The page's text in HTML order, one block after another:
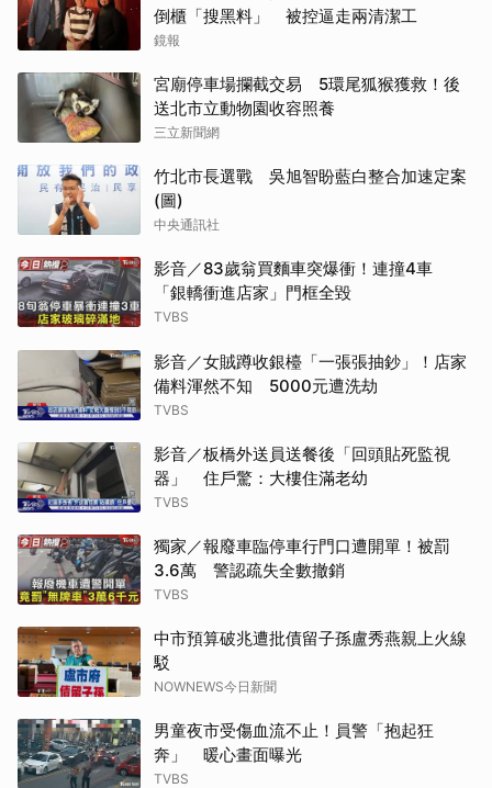
倒櫃「搜黑料」 被控逼走兩清潔工
鏡報
宮廟停車場攔截交易 5環尾狐猴獲救！後
送北市立動物園收容照養
三立新聞網
竹北市長選戰 吳旭智盼藍白整合加速定案
(圖)
中央通訊社
影音／83歲翁買麵車突爆衝！連撞4車
「銀轎衝進店家」門框全毀
TVBS
影音／女賊蹲收銀檯「一張張抽鈔」！店家
備料渾然不知 5000元遭洗劫
TVBS
影音／板橋外送員送餐後「回頭貼死監視
器」 住戶驚：大樓住滿老幼
TVBS
獨家／報廢車臨停車行門口遭開單！被罰
3.6萬 警認疏失全數撤銷
TVBS
中市預算破兆遭批債留子孫盧秀燕親上火線
駁
NOWNEWS今日新聞
男童夜市受傷血流不止！員警「抱起狂
奔」 暖心畫面曝光
TVBS